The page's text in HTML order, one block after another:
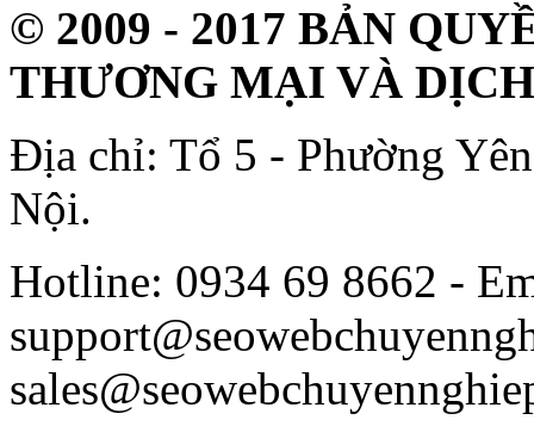
© 2009 - 2017 BẢN
THƯƠNG MẠI VÀ
Địa chỉ: Tổ 5 - Phường
Nội.
Hotline: 0934 69 8662 -